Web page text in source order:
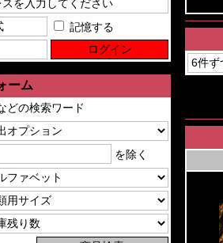
記憶する
ーム
どの検索ワード
を除く